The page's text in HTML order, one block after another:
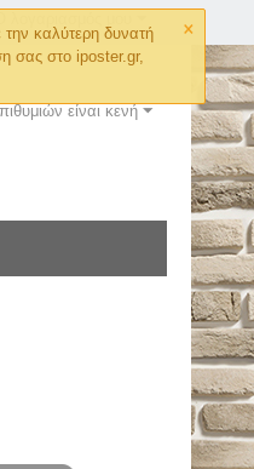
×
καλύτερη δυνατή
σας στο iposter.gr,
είναι κενή